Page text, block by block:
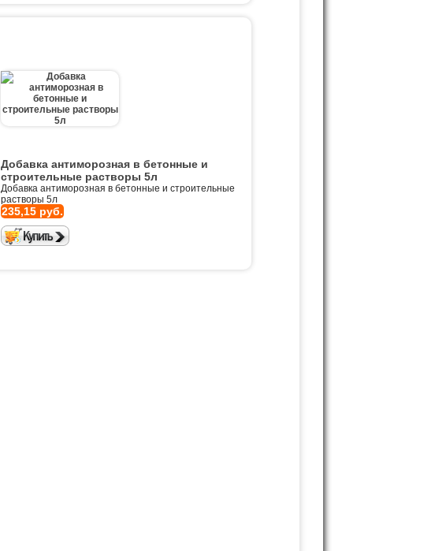
Добавка антиморозная в бетонные и
строительные растворы 5л
Добавка антиморозная в бетонные и строительные
растворы 5л
235,15 руб.